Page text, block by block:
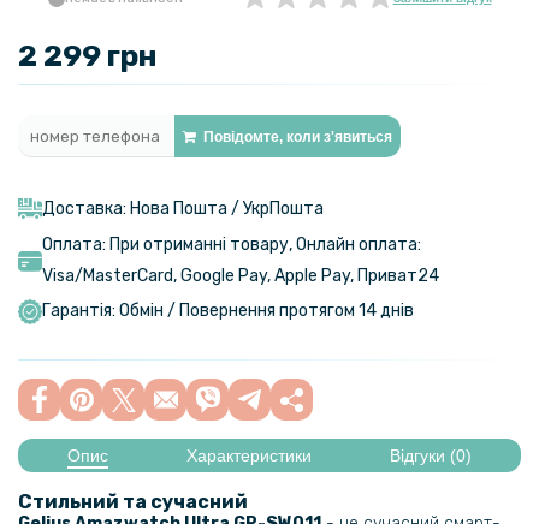
2 299 грн
Повідомте, коли з'явиться
Доставка: Нова Пошта / УкрПошта
Оплата: При отриманні товару, Онлайн оплата:
Visa/MasterСard, Google Pay, Apple Pay, Приват24
Гарантія: Обмін / Повернення протягом 14 днів
Опис Характеристики Відгуки (0)
Стильний та сучасний